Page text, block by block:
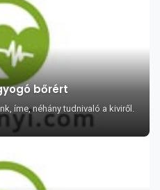
bőrért
íme, néhány tudnivaló a kiviről.